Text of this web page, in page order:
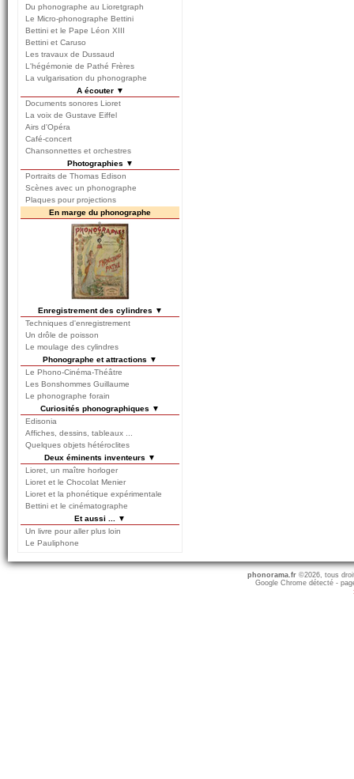
Du phonographe au Lioretgraph
Le Micro-phonographe Bettini
Bettini et le Pape Léon XIII
Bettini et Caruso
Les travaux de Dussaud
L'hégémonie de Pathé Frères
La vulgarisation du phonographe
A écouter ▼
Documents sonores Lioret
La voix de Gustave Eiffel
Airs d'Opéra
Café-concert
Chansonnettes et orchestres
Photographies ▼
Portraits de Thomas Edison
Scènes avec un phonographe
Plaques pour projections
En marge du phonographe
Enregistrement des cylindres ▼
Techniques d'enregistrement
Un drôle de poisson
Le moulage des cylindres
Phonographe et attractions ▼
Le Phono-Cinéma-Théâtre
Les Bonshommes Guillaume
Le phonographe forain
Curiosités phonographiques ▼
Edisonia
Affiches, dessins, tableaux ...
Quelques objets hétéroclites
Deux éminents inventeurs ▼
Lioret, un maître horloger
Lioret et le Chocolat Menier
Lioret et la phonétique expérimentale
Bettini et le cinématographe
Et aussi ... ▼
Un livre pour aller plus loin
Le Pauliphone
phonorama.fr©2026, tous
Google Chrome détecté -